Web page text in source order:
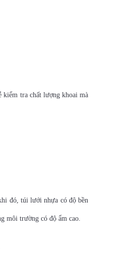
kiểm tra chất lượng khoai mà
đó, túi lưới nhựa có độ bền
môi trường có độ ẩm cao.